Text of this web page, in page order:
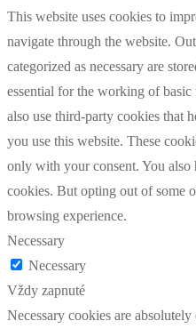
This website uses cookies to
navigate through the website.
categorized as necessary are
essential for the working of
also use third-party cookies that
you use this website. These
only with your consent. You also
cookies. But opting out of some
browsing experience.
Necessary
Necessary
Vždy zapnuté
Necessary cookies are